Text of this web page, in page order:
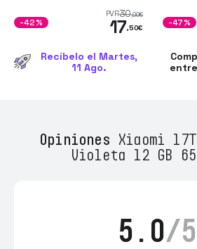
PVR30,00€
17,50€
-42%
Recíbelo el Martes,
11 Ago.
-47%
Opiniones Xiaomi
Violeta 12 GB
5.0/5